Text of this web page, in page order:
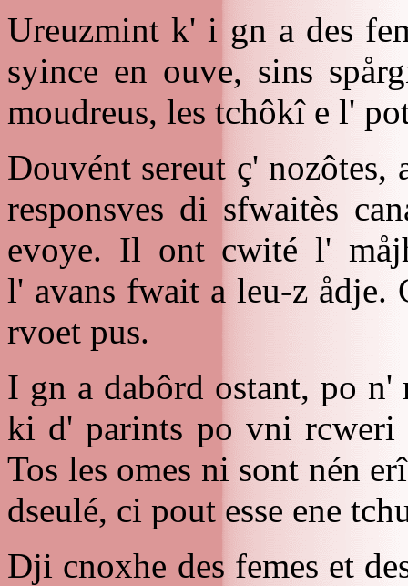
Ureuzmint k' i gn a des
syince en ouve, sins
moudreus, les tchôkî e l'
Douvént sereut ç' nozôtes,
responsves di sfwaitès
evoye. Il ont cwité l'
l' avans fwait a leu-z ådje.
rvoet pus.
I gn a dabôrd ostant, po
ki d' parints po vni rcweri
Tos les omes ni sont nén
dseulé, ci pout esse ene
Dji cnoxhe des femes et